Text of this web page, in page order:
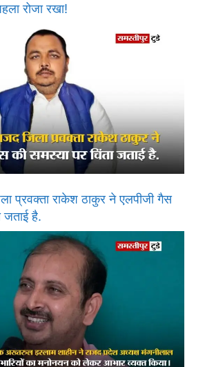
रोजा रखा!
प्रवक्ता राकेश ठाकुर ने एलपीजी गैस
जताई है.